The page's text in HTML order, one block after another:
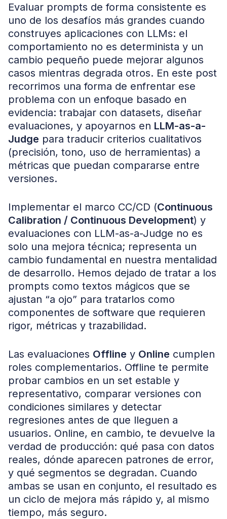
Evaluar prompts de forma consistente es
uno de los desafíos más grandes cuando
construyes aplicaciones con LLMs: el
comportamiento no es determinista y un
cambio pequeño puede mejorar algunos
casos mientras degrada otros. En este post
recorrimos una forma de enfrentar ese
problema con un enfoque basado en
evidencia: trabajar con datasets, diseñar
evaluaciones, y apoyarnos en LLM-as-a-
Judge para traducir criterios cualitativos
(precisión, tono, uso de herramientas) a
métricas que puedan compararse entre
versiones.
Implementar el marco CC/CD (Continuous
Calibration / Continuous Development) y
evaluaciones con LLM-as-a-Judge no es
solo una mejora técnica; representa un
cambio fundamental en nuestra mentalidad
de desarrollo. Hemos dejado de tratar a los
prompts como textos mágicos que se
ajustan “a ojo” para tratarlos como
componentes de software que requieren
rigor, métricas y trazabilidad.
Las evaluaciones Offline y Online cumplen
roles complementarios. Offline te permite
probar cambios en un set estable y
representativo, comparar versiones con
condiciones similares y detectar
regresiones antes de que lleguen a
usuarios. Online, en cambio, te devuelve la
verdad de producción: qué pasa con datos
reales, dónde aparecen patrones de error,
y qué segmentos se degradan. Cuando
ambas se usan en conjunto, el resultado es
un ciclo de mejora más rápido y, al mismo
tiempo, más seguro.